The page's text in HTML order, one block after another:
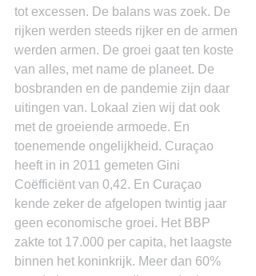
tot excessen. De balans was zoek. De
rijken werden steeds rijker en de armen
werden armen. De groei gaat ten koste
van alles, met name de planeet. De
bosbranden en de pandemie zijn daar
uitingen van. Lokaal zien wij dat ook
met de groeiende armoede. En
toenemende ongelijkheid. Curaçao
heeft in in 2011 gemeten Gini
Coëfficiënt van 0,42. En Curaçao
kende zeker de afgelopen twintig jaar
geen economische groei. Het BBP
zakte tot 17.000 per capita, het laagste
binnen het koninkrijk. Meer dan 60%